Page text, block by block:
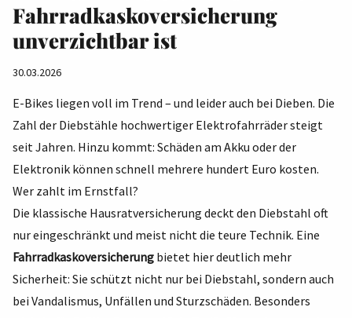
Fahrradkaskoversicherung
unverzichtbar ist
30.03.2026
E-Bikes liegen voll im Trend – und leider auch bei Dieben. Die
Zahl der Diebstähle hochwertiger Elektrofahrräder steigt
seit Jahren. Hinzu kommt: Schäden am Akku oder der
Elektronik können schnell mehrere hundert Euro kosten.
Wer zahlt im Ernstfall?
Die klassische Hausratversicherung deckt den Diebstahl oft
nur eingeschränkt und meist nicht die teure Technik. Eine
Fahrradkaskoversicherung bietet hier deutlich mehr
Sicherheit: Sie schützt nicht nur bei Diebstahl, sondern auch
bei Vandalismus, Unfällen und Sturzschäden. Besonders